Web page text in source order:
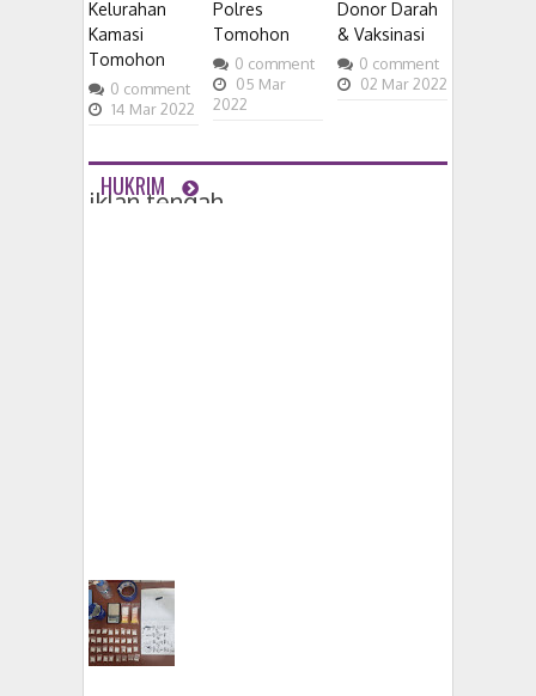
Kelurahan
Kamasi
Tomohon
0 comment
14 Mar2022
Polres
Tomohon
0 comment
05 Mar
2022
Donor Darah
& Vaksinasi
0 comment
02 Mar2022
iklan tengah
HUKRIM